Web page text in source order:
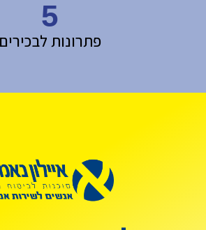
5
פתרונות לבכירים